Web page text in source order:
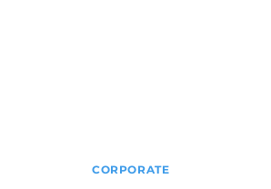
CORPORATE